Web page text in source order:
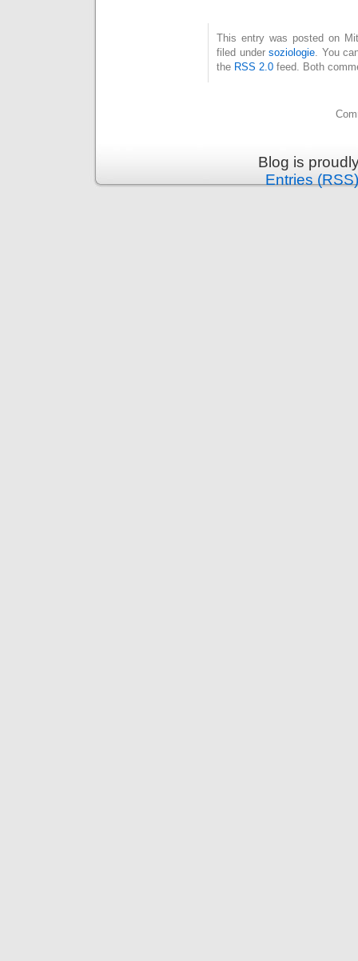
This entry was posted on
filed undersoziologie . You
the RSS 2.0 feed. Both
Blog is
Entries (RSS)